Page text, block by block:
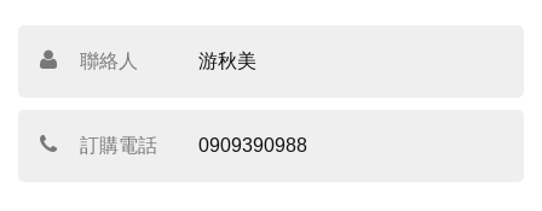
聯絡人 游秋美
訂購電話 0909390988